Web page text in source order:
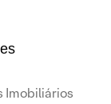
Imobiliários